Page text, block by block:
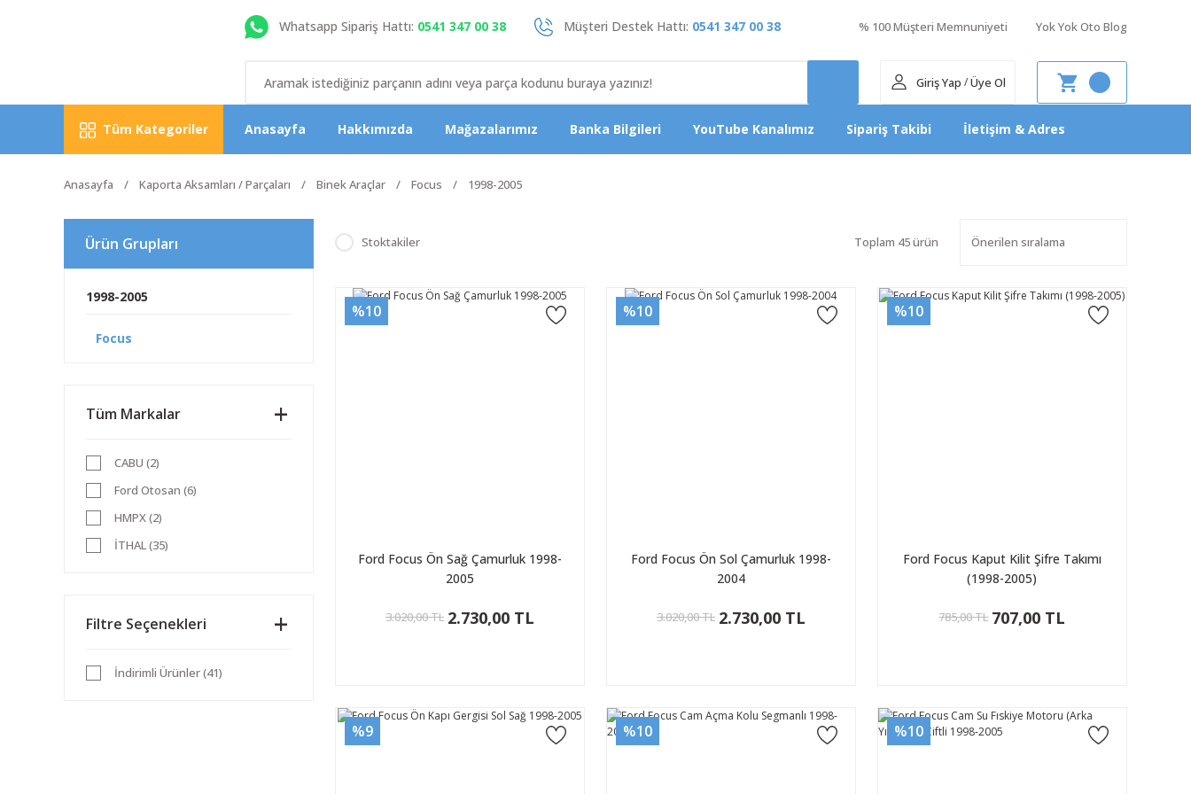
Whatsapp Sipariş Hattı: 0541 347 00 38 Müşteri Destek Hattı: 0541 347 00 38 % 100 Müşteri Memnuniyeti Yok Yok Oto Blog
Giriş Yap /Üye Ol
Tüm Kategoriler Anasayfa Hakkımızda Mağazalarımız Banka Bilgileri YouTube Kanalımız Sipariş Takibi İletişim & Adres
Anasayfa Kaporta Aksamları / Parçaları Binek Araçlar Focus 1998-2005
Ürün Grupları
1998-2005
Focus
Tüm Markalar
CABU (2)
Ford Otosan (6)
HMPX (2)
İTHAL (35)
Filtre Seçenekleri
İndirimli Ürünler (41)
Stoktakiler Toplam 45 ürün
%10
Ford Focus Ön Sağ Çamurluk 1998-
2005
3.020,00 TL 2.730,00 TL
%10
Ford Focus Ön Sol Çamurluk 1998-
2004
3.020,00 TL 2.730,00 TL
%10
Ford Focus Kaput Kilit Şifre Takımı
(1998-2005)
785,00 TL 707,00 TL
%9 %10 %10